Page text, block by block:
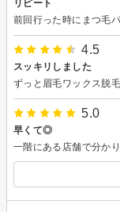
リピート
4.5
スッキリしました
5.0
早くて◎